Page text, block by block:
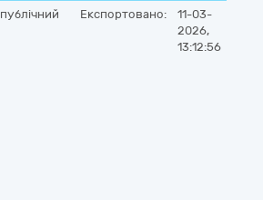
публічний Експортовано:
11-03-
2026,
13:12:56